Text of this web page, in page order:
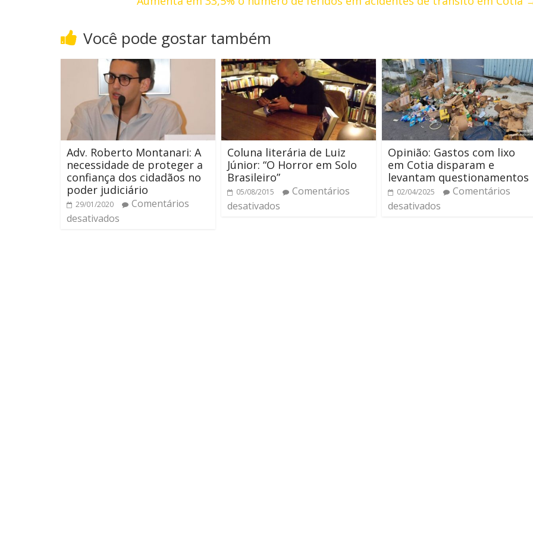
Você pode gostar também
Adv. Roberto Montanari: A
necessidade de proteger a
confiança dos cidadãos no
poder judiciário
29/01/2020
Comentários
desativados
Coluna literária de Luiz
Júnior: “O Horror em Solo
Brasileiro”
05/08/2015
Comentários
desativados
Opinião: Gastos com lixo
em Cotia disparam e
levantam questionamentos
02/04/2025
Comentários
desativados